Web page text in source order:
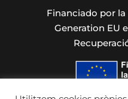
Financiado por
Generation EU